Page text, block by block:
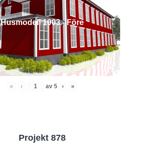
Husmodell 1003 - Före
« ‹ av 5 › »
Projekt 878